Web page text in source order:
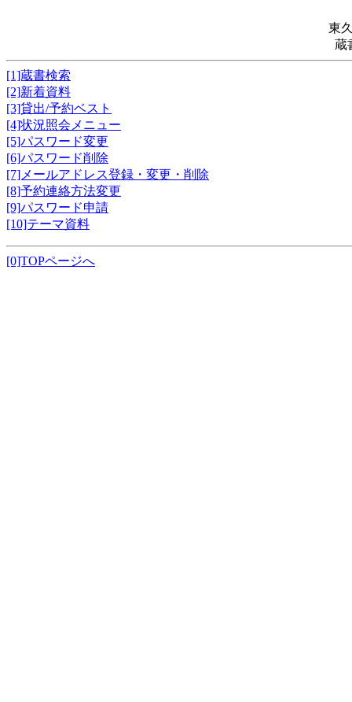
東
蔵
[1]蔵書検索
[2]新着資料
[3]貸出/予約ベスト
[4]状況照会メニュー
[5]パスワード変更
[6]パスワード削除
[7]メールアドレス登録・変更・削除
[8]予約連絡方法変更
[9]パスワード申請
[10]テーマ資料
[0]TOPページへ